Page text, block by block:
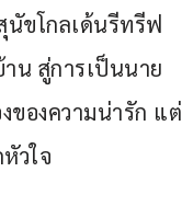
ขโกลเด้นรีทรีฟ
น สู่การเป็นนาย
องความน่ารัก แต่
วใจ